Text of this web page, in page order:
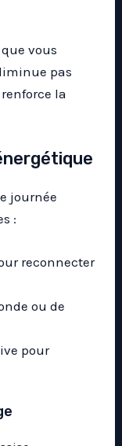
vous
pas
la
journée
:
reconnecter
ou de
pour